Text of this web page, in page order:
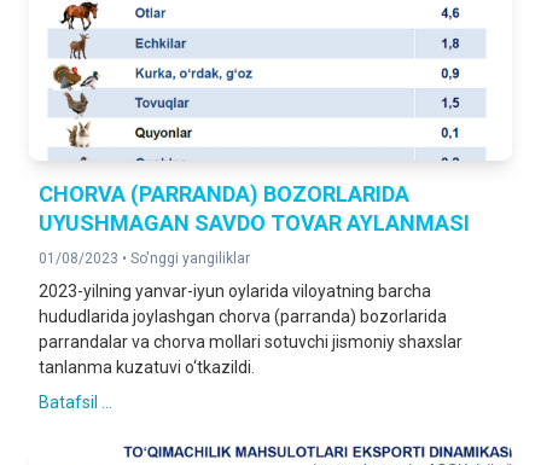
CHORVA (PARRANDA) BOZORLARIDA
UYUSHMAGAN SAVDO TOVAR AYLANMASI
01/08/2023 • So'nggi yangiliklar
2023-yilning yanvar-iyun oylarida viloyatning barcha
hududlarida joylashgan chorva (parranda) bozorlarida
parrandalar va chorva mollari sotuvchi jismoniy shaxslar
tanlanma kuzatuvi o‘tkazildi.
Batafsil ...